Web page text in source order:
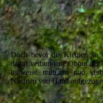
Doch bevor die Kleinen so
damit verbundene Obhut der
teilweise mühsam und
Nächten von Hand